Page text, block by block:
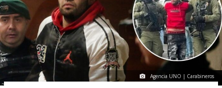
Agencia UNO | Carabineros